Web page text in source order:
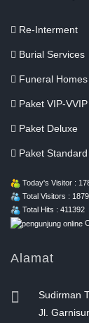
Re-Interment
Burial Services
Funeral Homes
Paket VIP-VVIP
Paket Deluxe
Paket Standard
Today's Visitor :
Total Visitors :
Total Hits : 411392
Alamat
Sudirman
Jl.